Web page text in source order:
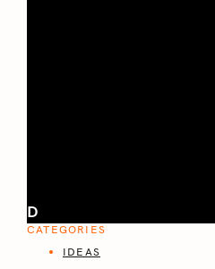
D
CATEGORIES
IDEAS